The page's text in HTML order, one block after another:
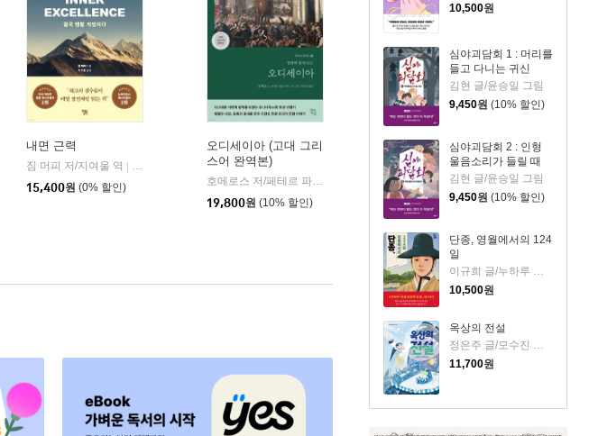
10,500원
심야괴담회 1 : 머리를
들고 다니는 귀신
김현 글/윤승일 그림
9,450원 (10% 할인)
심야괴담회 2 : 인형
울음소리가 들릴 때
김현 글/윤승일 그림
9,450원 (10% 할인)
단종, 영월에서의 124
일
이규희 글/누하루 그림
10,500원
옥상의 전설
정은주 글/모수진 그림
11,700원
자음과모음
내면 근력
짐 머피 저/지여울 역
윌북(willbook)
15,400원 (0% 할인)
오디세이아 (고대 그리
스어 완역본)
호메로스 저/페테르 파울 루벤스 그림/박문재 역 |
현대지성
19,800원 (10% 할인)